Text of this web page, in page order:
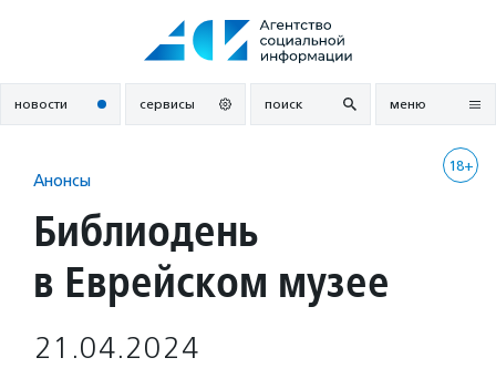
новости сервисы поиск меню
18+
Анонсы
Библиодень
в Еврейском музее
21.04.2024